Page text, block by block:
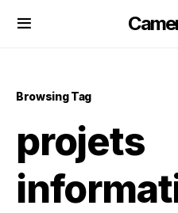
Browsing Tag
projets